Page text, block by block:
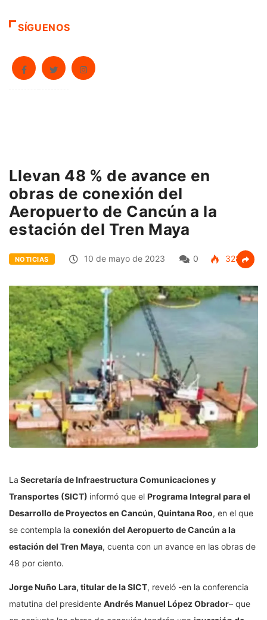
SÍGUENOS
Llevan 48 % de avance en
obras de conexión del
Aeropuerto de Cancún a la
estación del Tren Maya
NOTICIAS 10 de mayo de 2023 0 328
La Secretaría de Infraestructura Comunicaciones y
Transportes (SICT) informó que el Programa Integral para el
Desarrollo de Proyectos en Cancún, Quintana Roo, en el que
se contempla la conexión del Aeropuerto de Cancún a la
estación del Tren Maya, cuenta con un avance en las obras de
48 por ciento.
Jorge Nuño Lara, titular de la SICT, reveló -en la conferencia
matutina del presidente Andrés Manuel López Obrador– que